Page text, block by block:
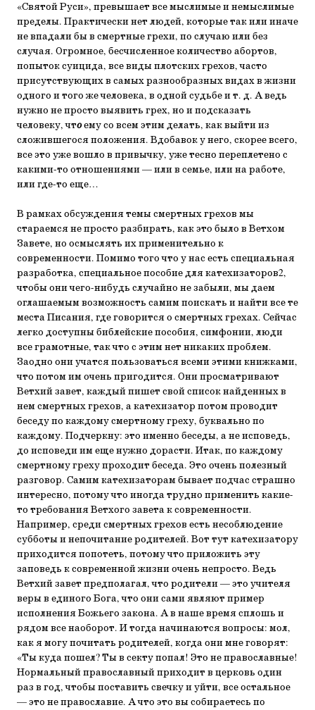
«Святой Руси», превышает все мыслимые и немыслимые
пределы. Практически нет людей, которые так или иначе
не впадали бы в смертные грехи, по случаю или без
случая. Огромное, бесчисленное количество абортов,
попыток суицида, все виды плотских грехов, часто
присутствующих в самых разнообразных видах в жизни
одного и того же человека, в одной судьбе и т. д. А ведь
нужно не просто выявить грех, но и подсказать
человеку, чтоему со всем этим делать, как выйти из
сложившегося положения. Вдобавок у него, скорее всего,
все это уже вошло в привычку, уже тесно переплетено с
какими-то отношениями — или в семье, или на работе,
или где-то еще…
В рамках обсуждения темы смертных грехов мы
стараемся не просто разбирать, как это было в Ветхом
Завете, но осмыслять их применительно к
современности. Помимо того что у нас есть специальная
разработка, специальное пособие для катехизаторов2,
чтобы они чего-нибудь случайно не забыли, мы даем
оглашаемым возможность самим поискать и найти все те
места Писания, где говорится о смертных грехах. Сейчас
легко доступны библейские пособия, симфонии, люди
все грамотные, так что с этим нет никаких проблем.
Заодно они учатся пользоваться всеми этими книжками,
что потом им очень пригодится. Они просматривают
Ветхий завет, каждый пишет свой список найденных в
нем смертных грехов, а катехизатор потом проводит
беседу по каждому смертному греху, буквально по
каждому. Подчеркну: это именно беседы, а не исповедь,
до исповеди им еще нужно дорасти. Итак, по каждому
смертному греху проходит беседа. Это очень полезный
разговор. Самим катехизаторам бывает подчас страшно
интересно, потому что иногда трудно применить какие-
то требования Ветхого завета к современности.
Например, среди смертных грехов есть несоблюдение
субботы и непочитание родителей. Вот тут катехизатору
приходится попотеть, потому что приложить эту
заповедь к современной жизни очень непросто. Ведь
Ветхий завет предполагал, что родители — это учителя
веры в единого Бога, что они сами являют пример
исполнения Божьего закона. А в наше время сплошь и
рядом все наоборот. И тогда начинаются вопросы: мол,
как я могу почитать родителей, когда они мне говорят:
«Ты куда пошел? Ты в секту попал! Это не православные!
Нормальный православный приходит в церковь один
раз в год, чтобы поставить свечку и уйти, все остальное
— это не православие. А что это вы собираетесь по